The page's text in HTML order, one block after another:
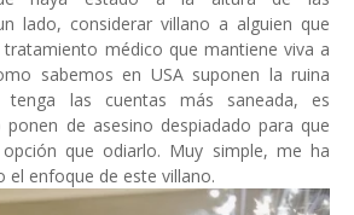
lado, considerar villano a alguien que
médico que mantiene viva a
sabemos en USA suponen la ruina
las cuentas más saneada, es
ponen de asesino despiadado para que
que odiarlo. Muy simple, me ha
el enfoque de este villano.